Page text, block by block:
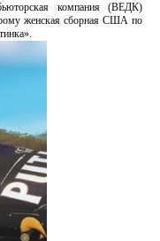
компания (ВЕДК)
женская сборная США по